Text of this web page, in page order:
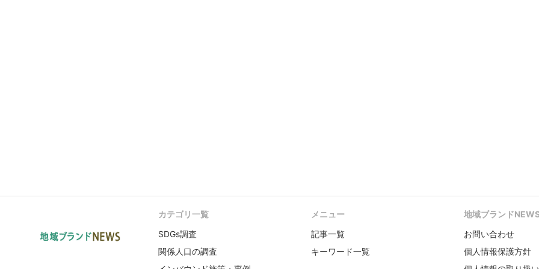
カテゴリ一覧
SDGs調査
関係人口の調査
メニュー
記事一覧
キーワード一覧
地域ブランド
お問い合わせ
個人情報保護方針